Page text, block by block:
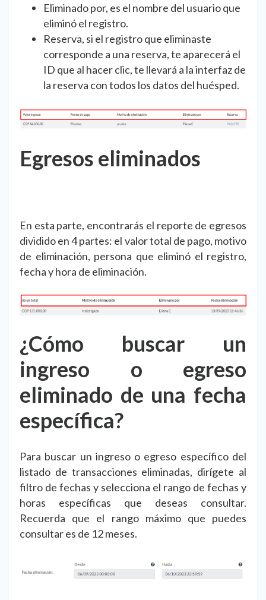
Eliminado por, es el nombre del usuario que
eliminó el registro.
Reserva, si el registro que eliminaste
corresponde a una reserva, te aparecerá el
ID que al hacer clic, te llevará a la interfaz de
la reserva con todos los datos del huésped.
Egresos eliminados
En esta parte, encontrarás el reporte de egresos
dividido en 4 partes: el valor total de pago, motivo
de eliminación, persona que eliminó el registro,
fecha y hora de eliminación.
¿Cómo buscar un
ingreso o egreso
eliminado de una fecha
específica?
Para buscar un ingreso o egreso específico del
listado de transacciones eliminadas, dirígete al
filtro de fechas y selecciona el rango de fechas y
horas específicas que deseas consultar.
Recuerda que el rango máximo que puedes
consultar es de 12 meses.